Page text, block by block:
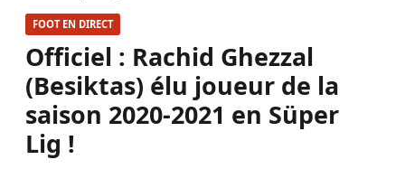
FOOT EN DIRECT
Officiel : Rachid Ghezzal
(Besiktas) élu joueur de la
saison 2020-2021 en Süper
Lig !